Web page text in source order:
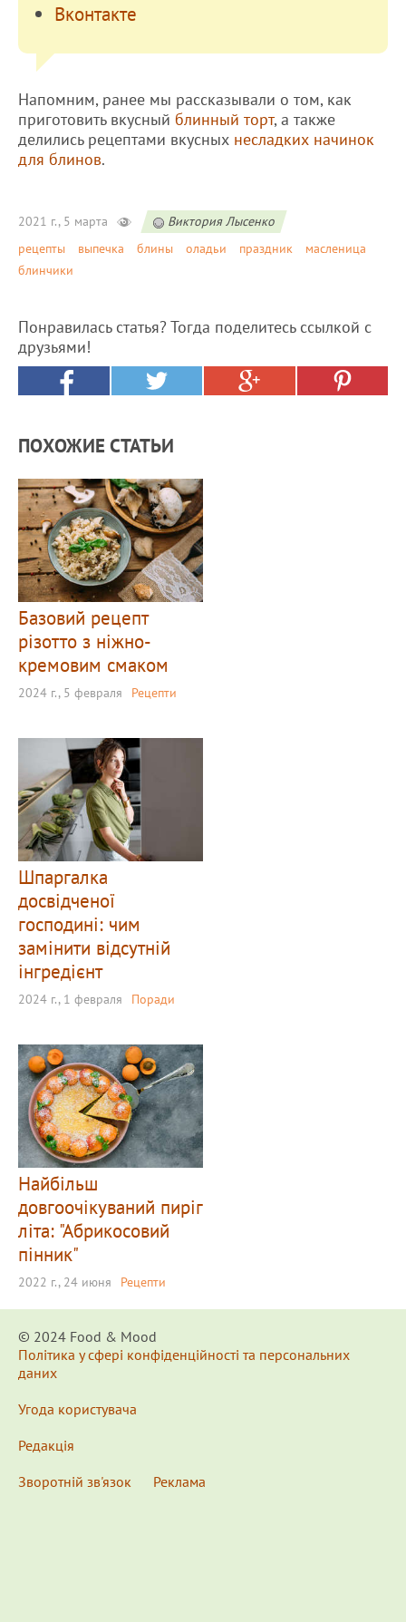
Вконтакте
Напомним, ранее мы рассказывали о том, как
приготовить вкусный блинный торт, а также
делились рецептами вкусных несладких начинок
для блинов.
2021 г., 5 марта
Виктория Лысенко
рецепты
выпечка блины оладьи праздник
масленица
блинчики
Понравилась статья? Тогда поделитесь ссылкой с
друзьями!
ПОХОЖИЕ СТАТЬИ
Базовий рецепт
різотто з ніжно-
кремовим смаком
2024 г., 5 февраля Рецепти
Шпаргалка
досвідченої
господині: чим
замінити відсутній
інгредієнт
2024 г., 1 февраля Поради
Найбільш
довгоочікуваний пиріг
літа: "Абрикосовий
пінник"
2022 г., 24 июня Рецепти
© 2024 Food & Мood
Політика у сфері конфіденційності та персональних
даних
Угода користувача
Редакція
Зворотній зв'язок
Реклама